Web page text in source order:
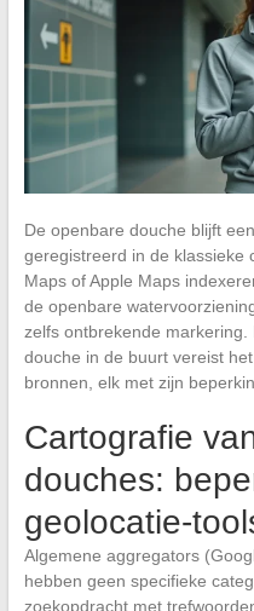
De openbare douche blijft
geregistreerd in de klassieke
Maps of Apple Maps
de openbare
zelfs ontbrekende
douche in de buurt vereist
bronnen, elk met zijn
Cartografie
douches:
geolocatie-
Algemene aggregators
hebben geen specifieke
zoekopdracht met